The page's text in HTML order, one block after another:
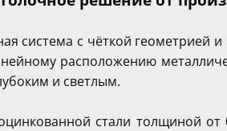
система с чёткой геометрией
расположению
и светлым.
стали толщиной